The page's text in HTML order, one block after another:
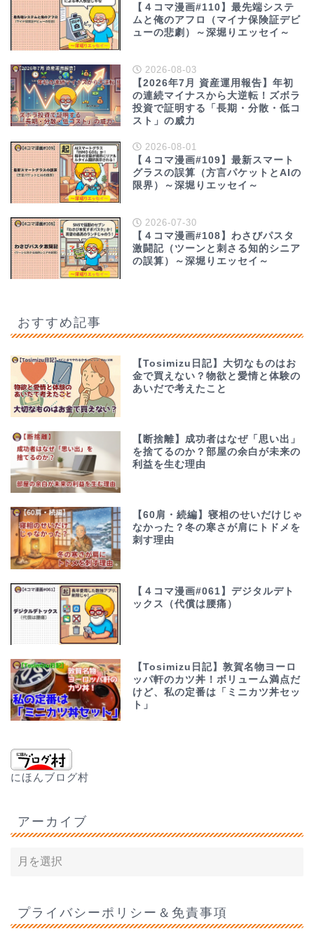
【４コマ漫画#110】最先端システ
ムと俺のアフロ（マイナ保険証デビ
ューの悲劇）～深堀りエッセイ～
2026-08-03
【2026年7月 資産運用報告】年初
の連続マイナスから大逆転！ズボラ
投資で証明する「長期・分散・低コ
スト」の威力
2026-08-01
【４コマ漫画#109】最新スマート
グラスの誤算（方言パケットとAIの
限界）～深堀りエッセイ～
2026-07-30
【４コマ漫画#108】わさびパスタ
激闘記（ツーンと刺さる知的シニア
の誤算）～深堀りエッセイ～
おすすめ記事
【Tosimizu日記】大切なものはお
金で買えない？物欲と愛情と体験の
あいだで考えたこと
【断捨離】成功者はなぜ「思い出」
を捨てるのか？部屋の余白が未来の
利益を生む理由
【60肩・続編】寝相のせいだけじゃ
なかった？冬の寒さが肩にトドメを
刺す理由
【４コマ漫画#061】デジタルデト
ックス（代償は腰痛）
【Tosimizu日記】敦賀名物ヨーロ
ッパ軒のカツ丼！ボリューム満点だ
けど、私の定番は「ミニカツ丼セッ
ト」
にほんブログ村
アーカイブ
プライバシーポリシー＆免責事項